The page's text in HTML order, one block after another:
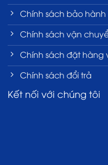
Chính sách bảo hành
Chính sách vận
Chính sách đặt hàng
Chính sách đổi trả
Kết nối với chúng tôi